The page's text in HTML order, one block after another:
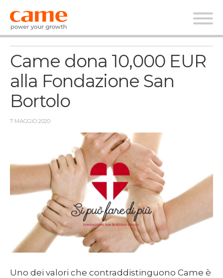
News
Came dona 10,000 EUR
alla Fondazione San
Bortolo
7 MAGGIO 2020
Uno dei valori che contraddistinguono Came è